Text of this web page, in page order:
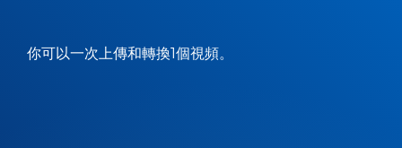
你可以一次上傳和轉換1個視頻。